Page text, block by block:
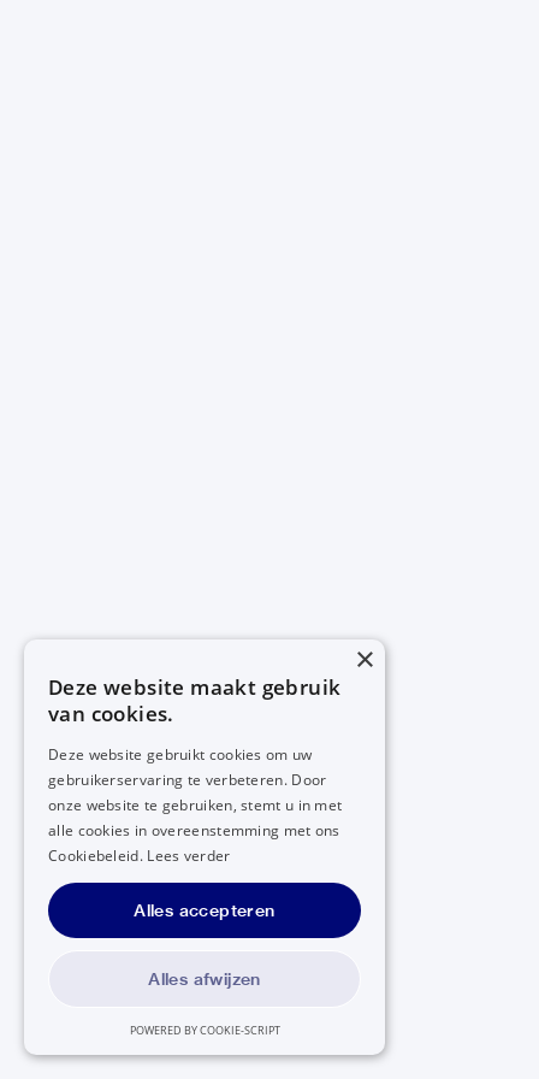
×
Deze website maakt gebruik
van cookies.
Deze website gebruikt cookies om uw
gebruikerservaring te verbeteren. Door
onze website te gebruiken, stemt u in met
alle cookies in overeenstemming met ons
Cookiebeleid. Lees verder
Alles accepteren
Alles afwijzen
POWERED BY COOKIE-SCRIPT